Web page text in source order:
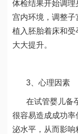
体检结果开始调
宫内环境，调整
植入胚胎着床和受
大大提升。
3、心理因素
在试管婴儿备
很容易造成成功
泌水平，从而影